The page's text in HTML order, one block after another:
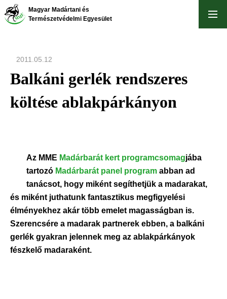
Ugrás
Magyar Madártani és
Természetvédelmi Egyesület
2011.05.12
Balkáni gerlék rendszeres
költése ablakpárkányon
Az MME Madárbarát kert programcsomagjába
tartozó Madárbarát panel program abban ad
tanácsot, hogy miként segíthetjük a madarakat,
és miként juthatunk fantasztikus megfigyelési
élményekhez akár több emelet magasságban is.
Szerencsére a madarak partnerek ebben, a balkáni
gerlék gyakran jelennek meg az ablakpárkányok
fészkelő madaraként.